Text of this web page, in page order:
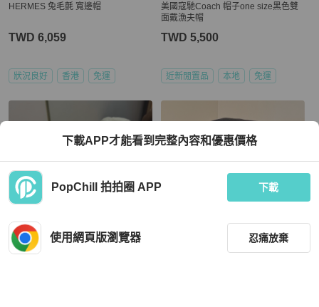
HERMES 兔毛氈 寬邊帽
TWD 6,059
狀況良好 香港 免運
美國寇馳Coach 帽子one size黑色雙
面戴漁夫帽
TWD 5,500
近新閒置品 本地 免運
Balenciaga
下載APP才能看到完整內容和優惠價格
PopChill 拍拍圈 APP 下載
使用網頁版瀏覽器 忍痛放棄